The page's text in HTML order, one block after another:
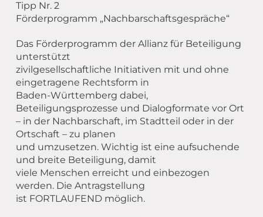
Tipp Nr. 2
Förderprogramm „Nachbarschaftsgespräche“
Das Förderprogramm der Allianz für Beteiligung
unterstützt
zivilgesellschaftliche Initiativen mit und ohne
eingetragene Rechtsform in
Baden-Württemberg dabei,
Beteiligungsprozesse und Dialogformate vor Ort
– in der Nachbarschaft, im Stadtteil oder in der
Ortschaft – zu planen
und umzusetzen. Wichtig ist eine aufsuchende
und breite Beteiligung, damit
viele Menschen erreicht und einbezogen
werden. Die Antragstellung
ist FORTLAUFEND möglich.